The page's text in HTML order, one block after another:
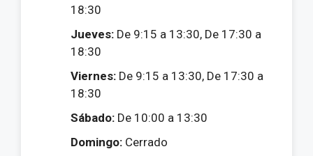
18:30
Jueves: De 9:15 a 13:30, De 17:30 a
18:30
Viernes: De 9:15 a 13:30, De 17:30 a
18:30
Sábado: De 10:00 a 13:30
Domingo: Cerrado